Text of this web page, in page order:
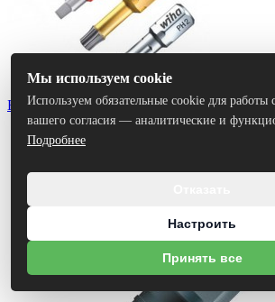
Биты
Мы используем cookie
Используем обязательные cookie для работы
вашего согласия — аналитические и
Подробнее
Настроить
Принять все